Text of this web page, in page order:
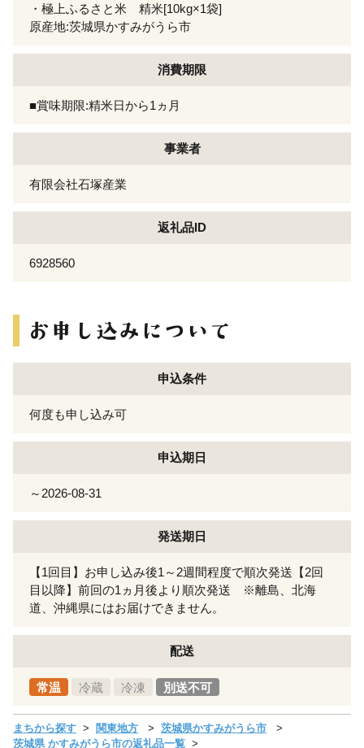
・極上ふるさと米 精米[10kg×1袋]
原産地:茨城県かすみがうら市
消費期限
■賞味期限:精米日から1ヵ月
事業者
有限会社石塚産業
返礼品ID
6928560
申込条件
何度も申し込み可
申込期日
～2026-08-31
発送期日
【1回目】お申し込み後1～2週間程度で順次発送【2回
目以降】前回の1ヵ月後より順次発送 ※離島、北海
道、沖縄県にはお届けできません。
配送
常温 冷蔵 冷凍 別送不可
まちから探す 関東地方
茨城県かすみがうら市
茨城県 かすみがうら市の返礼品一覧